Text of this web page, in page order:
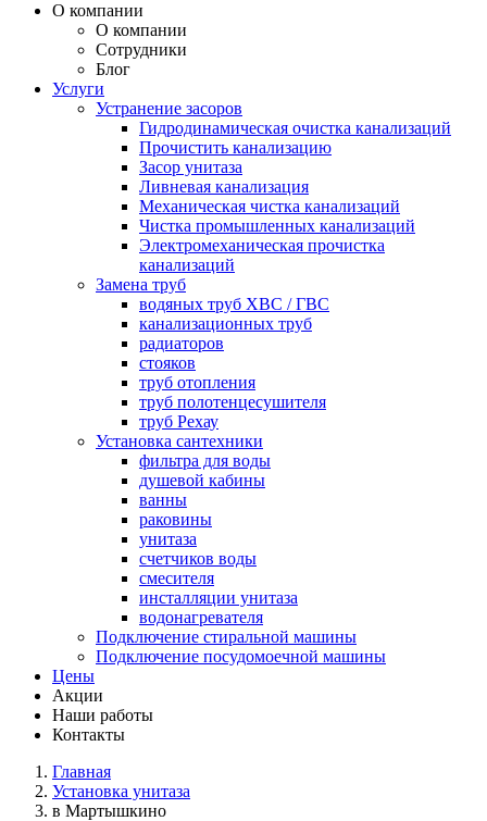
О компании
О компании
Сотрудники
Блог
Услуги
Устранение засоров
Гидродинамическая очистка канализаций
Прочистить канализацию
Засор унитаза
Ливневая канализация
Механическая чистка канализаций
Чистка промышленных канализаций
Электромеханическая прочистка
канализаций
Замена труб
водяных труб ХВС / ГВС
канализационных труб
радиаторов
стояков
труб отопления
труб полотенцесушителя
труб Рехау
Установка сантехники
фильтра для воды
душевой кабины
ванны
раковины
унитаза
счетчиков воды
смесителя
инсталляции унитаза
водонагревателя
Подключение стиральной машины
Подключение посудомоечной машины
Цены
Акции
Наши работы
Контакты
Главная
Установка унитаза
в Мартышкино